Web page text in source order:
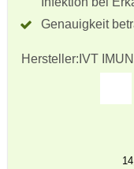
Genauigkeit
Hersteller: IVT